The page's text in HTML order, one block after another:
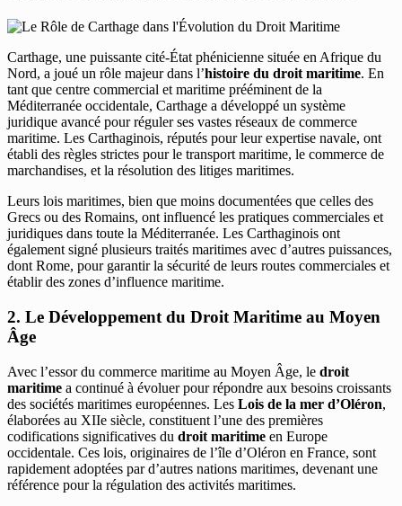
Carthage, une puissante cité-État phénicienne située en Afrique du
Nord, a joué un rôle majeur dans l’histoire du droit maritime. En
tant que centre commercial et maritime prééminent de la
Méditerranée occidentale, Carthage a développé un système
juridique avancé pour réguler ses vastes réseaux de commerce
maritime. Les Carthaginois, réputés pour leur expertise navale, ont
établi des règles strictes pour le transport maritime, le commerce de
marchandises, et la résolution des litiges maritimes.
Leurs lois maritimes, bien que moins documentées que celles des
Grecs ou des Romains, ont influencé les pratiques commerciales et
juridiques dans toute la Méditerranée. Les Carthaginois ont
également signé plusieurs traités maritimes avec d’autres puissances,
dont Rome, pour garantir la sécurité de leurs routes commerciales et
établir des zones d’influence maritime.
2. Le Développement du Droit Maritime au Moyen
Âge
Avec l’essor du commerce maritime au Moyen Âge, le droit
maritime a continué à évoluer pour répondre aux besoins croissants
des sociétés maritimes européennes. Les Lois de la mer d’Oléron,
élaborées au XIIe siècle, constituent l’une des premières
codifications significatives du droit maritime en Europe
occidentale. Ces lois, originaires de l’île d’Oléron en France, sont
rapidement adoptées par d’autres nations maritimes, devenant une
référence pour la régulation des activités maritimes.